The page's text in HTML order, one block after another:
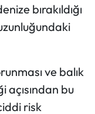
bırakıldığı
ve balık
açısından bu
risk